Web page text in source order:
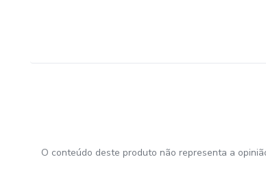
O conteúdo deste produto não representa a